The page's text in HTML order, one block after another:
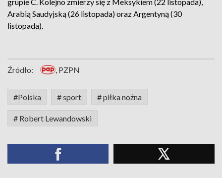
Arabią Saudyjską (26 listopada) oraz Argentyną (30
listopada).
Źródło: , PZPN
#Polska # sport # piłka nożna
# Robert Lewandowski